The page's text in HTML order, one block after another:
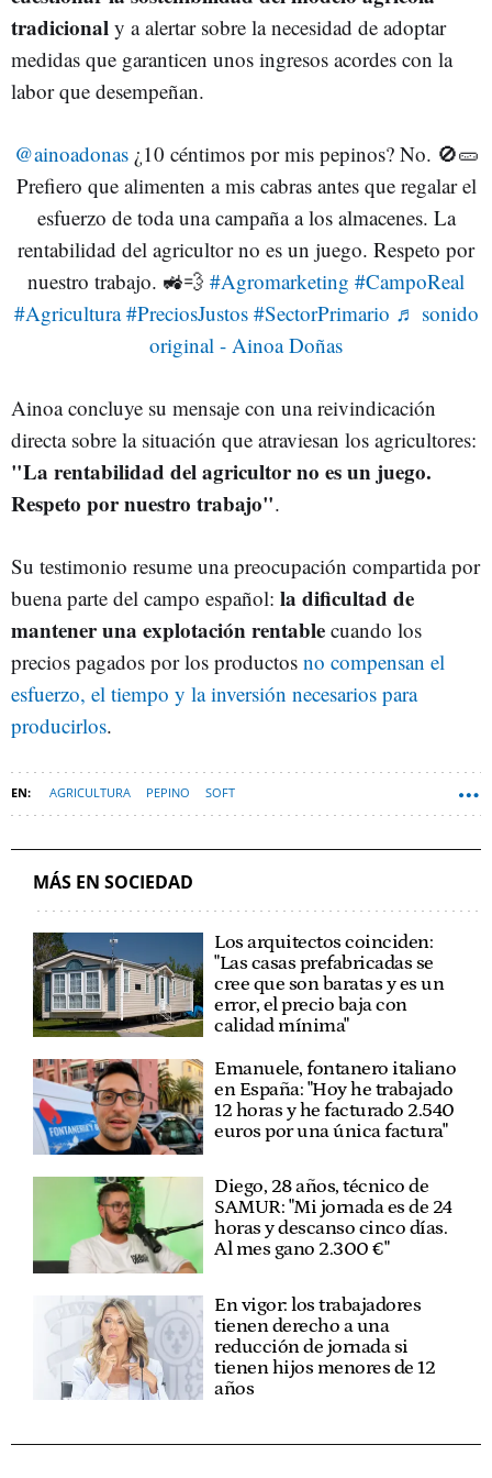
tradicional y a alertar sobre la necesidad de adoptar
medidas que garanticen unos ingresos acordes con la
labor que desempeñan.
@ainoadonas¿10 céntimos por mis pepinos? No. 🚫🥒
Prefiero que alimenten a mis cabras antes que regalar el
esfuerzo de toda una campaña a los almacenes. La
rentabilidad del agricultor no es un juego. Respeto por
nuestro trabajo. 🚜💨 #Agromarketing #CampoReal
#Agricultura #PreciosJustos #SectorPrimario ♬ sonido
original - Ainoa Doñas
Ainoa concluye su mensaje con una reivindicación
directa sobre la situación que atraviesan los agricultores:
"La rentabilidad del agricultor no es un juego.
Respeto por nuestro trabajo".
Su testimonio resume una preocupación compartida por
buena parte del campo español: la dificultad de
mantener una explotación rentable cuando los
precios pagados por los productos no compensan el
esfuerzo, el tiempo y la inversión necesarios para
producirlos.
AGRICULTURA PEPINO SOFT
MÁS EN SOCIEDAD
Los arquitectos coinciden:
"Las casas prefabricadas se
cree que son baratas y es un
error, el precio baja con
calidad mínima"
Emanuele, fontanero italiano
en España: "Hoy he trabajado
12 horas y he facturado 2.540
euros por una única factura"
Diego, 28 años, técnico de
SAMUR: "Mi jornada es de 24
horas y descanso cinco días.
Al mes gano 2.300 €"
En vigor: los trabajadores
tienen derecho a una
reducción de jornada si
tienen hijos menores de 12
años